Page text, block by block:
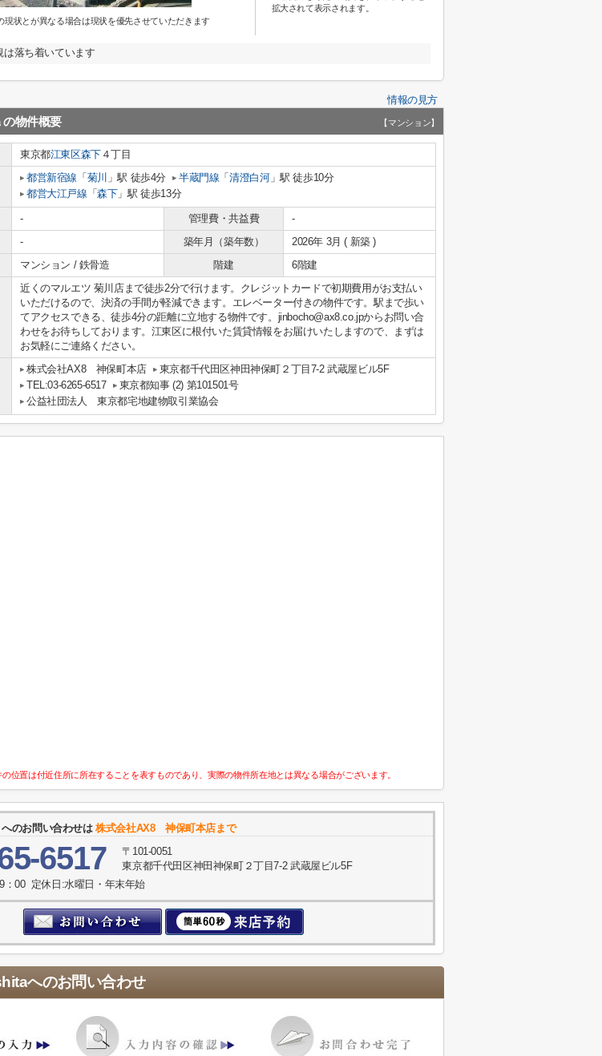
状とが異なる場合は現状を優先させていただきます
拡大されて表示されます。
は落ち着いています
情報の見方
の物件概要 【マンション】
東京都江東区森下４丁目
都営新宿線 「 菊川 」駅 徒歩4分 半蔵門線 「清澄白河」駅 徒歩10分
都営大江戸線 「森下」駅 徒歩13分
- 管理費・共益費
-
- 築年月（築年数）
2026年 3月 ( 新築 )
マンション / 鉄骨造 階建 6階建
近くのマルエツ 菊川店まで徒歩2分で行けます。クレジットカードで初期費用がお支払い
いただけるので、決済の手間が軽減できます。エレベーター付きの物件です。駅まで歩い
てアクセスできる、徒歩4分の距離に立地する物件です。jinbocho@ax8.co.jpからお問い合
わせをお待ちしております。江東区に根付いた賃貸情報をお届けいたしますので、まずは
お気軽にご連絡ください。
株式会社AX8 神保町本店
東京都千代田区神田神保町２丁目7-2 武蔵屋ビル5F
TEL:03-6265-6517
東京都知事 (2) 第101501号
公益社団法人 東京都宅地建物取引業協会
位置は付近住所に所在することを表すものであり、実際の物件所在地とは異なる場合がございます。
のお問い合わせは株式会社AX8 神保町本店まで
6517
〒101-0051
東京都千代田区神田神保町２丁目7-2 武蔵屋ビル5F
：00 定休日:水曜日・年末年始
へのお問い合わせ